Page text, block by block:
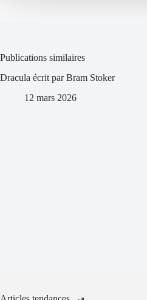
Publications similaires
Dracula écrit par Bram Stoker
12 mars 2026